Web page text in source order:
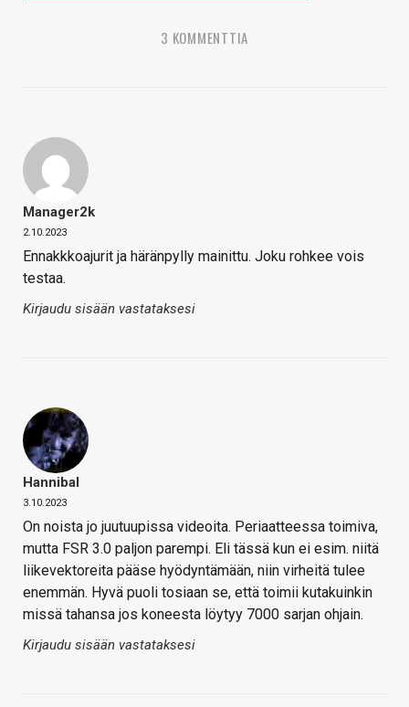
3 KOMMENTTIA
Manager2k
2.10.2023
Ennakkkoajurit ja häränpylly mainittu. Joku rohkee vois
testaa.
Kirjaudu sisään vastataksesi
Hannibal
3.10.2023
On noista jo juutuupissa videoita. Periaatteessa toimiva,
mutta FSR 3.0 paljon parempi. Eli tässä kun ei esim. niitä
liikevektoreita pääse hyödyntämään, niin virheitä tulee
enemmän. Hyvä puoli tosiaan se, että toimii kutakuinkin
missä tahansa jos koneesta löytyy 7000 sarjan ohjain.
Kirjaudu sisään vastataksesi